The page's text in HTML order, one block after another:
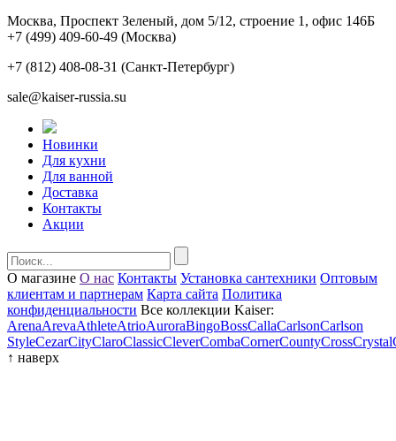
Москва, Проспект Зеленый, дом 5/12, строение 1, офис 146Б
+7 (499) 409-60-49 (Москва)
+7 (812) 408-08-31 (Санкт-Петербург)
sale@kaiser-russia.su
Новинки
Для кухни
Для ванной
Доставка
Контакты
Акции
О магазине О нас Контакты Установка сантехники Оптовым
клиентам и партнерам Карта сайта Политика
конфиденциальности Все коллекции Kaiser:
ArenaArevaAthleteAtrioAuroraBingoBossCallaCarlsonCarlson
StyleCezarCityClaroClassicCleverCombaCornerCountyCrossCrystal
↑ наверх